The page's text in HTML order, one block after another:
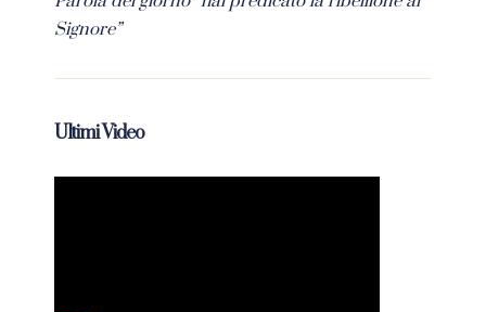
Signore”
Ultimi Video